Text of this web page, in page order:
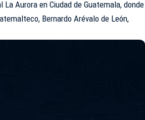
Aurora en Ciudad de Guatemala, donde
Bernardo Arévalo de León,